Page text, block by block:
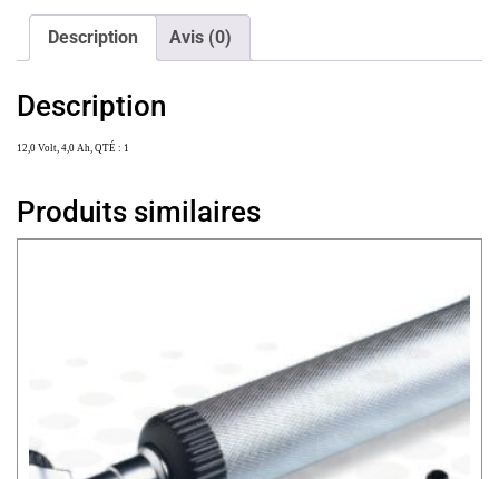
Description Avis (0)
Description
12,0 Volt, 4,0 Ah, QTÉ : 1
Produits similaires